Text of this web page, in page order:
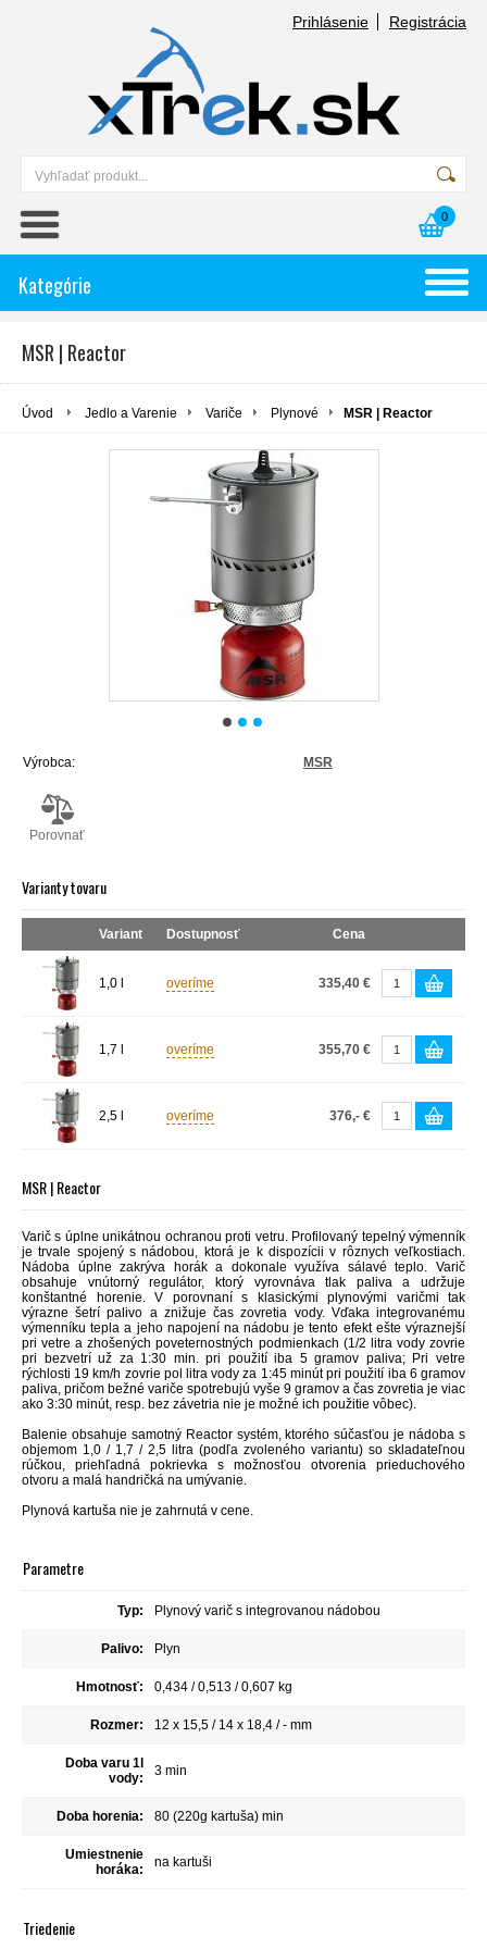
Prihlásenie Registrácia
0
Kategórie
MSR | Reactor
Úvod Jedlo a Varenie Variče Plynové MSR | Reactor
Výrobca: MSR
Porovnať
Varianty tovaru
Variant Dostupnosť Cena
1,0 l overíme 335,40 €
1,7 l overíme 355,70 €
2,5 l overíme 376,- €
MSR | Reactor
Varič s úplne unikátnou ochranou proti vetru. Profilovaný tepelný výmenník
je trvale spojený s nádobou, ktorá je k dispozícii v rôznych veľkostiach.
Nádoba úplne zakrýva horák a dokonale využíva sálavé teplo. Varič
obsahuje vnútorný regulátor, ktorý vyrovnáva tlak paliva a udržuje
konštantné horenie. V porovnaní s klasickými plynovými varičmi tak
výrazne šetrí palivo a znižuje čas zovretia vody. Vďaka integrovanému
výmenníku tepla a jeho napojení na nádobu je tento efekt ešte výraznejší
pri vetre a zhošených poveternostných podmienkach (1/2 litra vody zovrie
pri bezvetrí už za 1:30 min. pri použití iba 5 gramov paliva; Pri vetre
rýchlosti 19 km/h zovrie pol litra vody za 1:45 minút pri použití iba 6 gramov
paliva, pričom bežné variče spotrebujú vyše 9 gramov a čas zovretia je viac
ako 3:30 minút, resp. bez závetria nie je možné ich použitie vôbec).
Balenie obsahuje samotný Reactor systém, ktorého súčasťou je nádoba s
objemom 1,0 / 1,7 / 2,5 litra (podľa zvoleného variantu) so skladateľnou
rúčkou, priehľadná pokrievka s možnosťou otvorenia prieduchového
otvoru a malá handričká na umývanie.
Plynová kartuša nie je zahrnutá v cene.
Parametre
Typ: Plynový varič s integrovanou nádobou
Palivo: Plyn
Hmotnosť: 0,434 / 0,513 / 0,607 kg
Rozmer: 12 x 15,5 / 14 x 18,4 / - mm
Doba varu 1l
vody:
3 min
Doba horenia: 80 (220g kartuša) min
Umiestnenie
horáka:
na kartuši
Triedenie